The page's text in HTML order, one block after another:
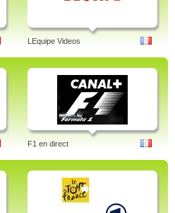
LEquipe Videos
F1 en direct